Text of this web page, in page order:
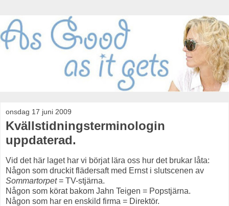
onsdag 17 juni 2009
Kvällstidningsterminologin
uppdaterad.
Vid det här laget har vi börjat lära oss hur det brukar låta:
Någon som druckit flädersaft med Ernst i slutscenen av
Sommartorpet= TV-stjärna.
Någon som körat bakom Jahn Teigen = Popstjärna.
Någon som har en enskild firma = Direktör.